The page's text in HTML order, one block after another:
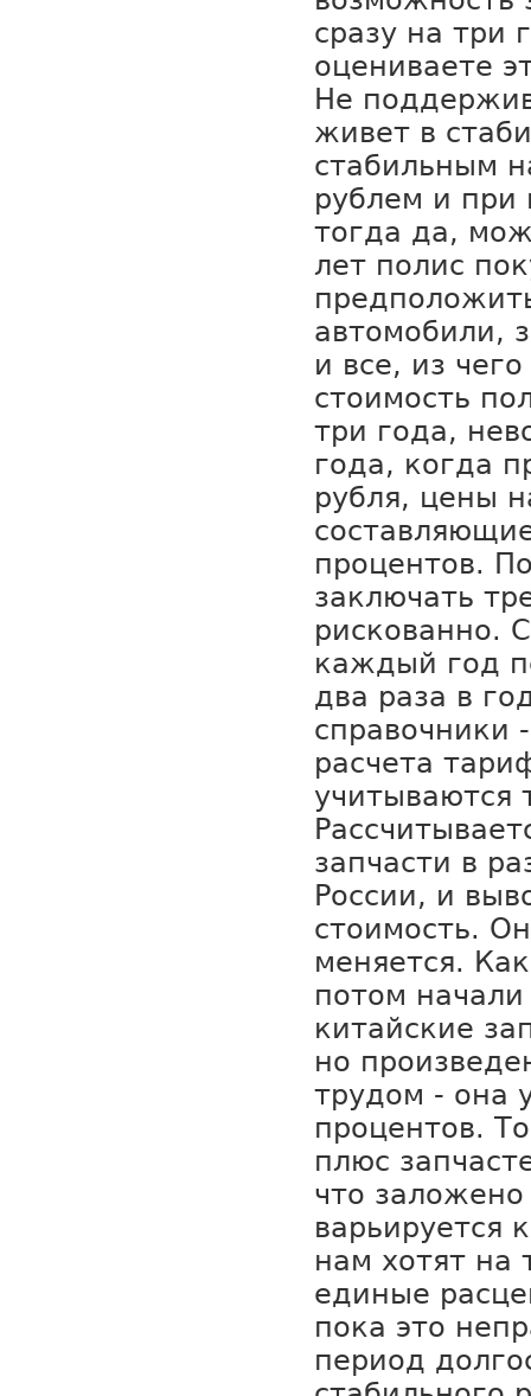
сразу на три
оцениваете
Не
живет в
стабильным
рублем и при
тогда да,
лет полис
автомобили,
и все, из
стоимость
три года,
года, когда
рубля, цены
процентов.
заключать
рискованно.
каждый год
два раза в
справочники
расчета
учитываются
запчасти в
России, и
стоимость.
меняется.
потом начали
китайские
но
трудом - она
процентов.
плюс
что
варьируется
нам хотят на
единые
пока это
период